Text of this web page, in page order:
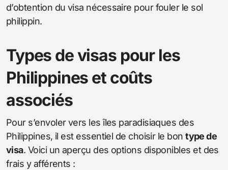
d’obtention du visa nécessaire pour fouler le sol
philippin.
Types de visas pour les
Philippines et coûts
associés
Pour s’envoler vers les îles paradisiaques des
Philippines, il est essentiel de choisir le bontype de
visa. Voici un aperçu des options disponibles et des
frais y afférents :